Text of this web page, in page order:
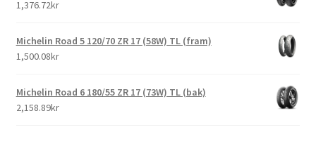
1,376.72kr
Michelin Road 5 120/70 ZR 17 (58W) TL (fram)
1,500.08kr
Michelin Road 6 180/55 ZR 17 (73W) TL (bak)
2,158.89kr